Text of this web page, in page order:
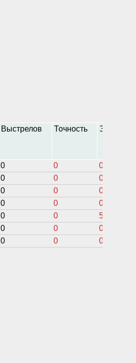
Выстрелов Точность Захват
0 0
0
0 0
0
0 0
0
0 0
0
0 0
5.5
0 0
0
0 0 0